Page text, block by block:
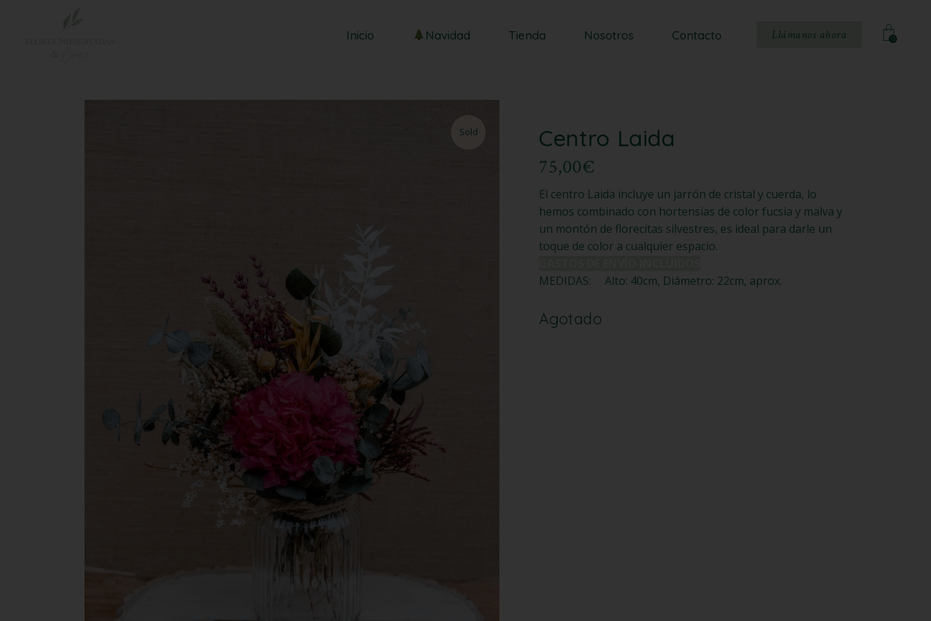
Inicio Navidad Tienda Nosotros Contacto Llámanos ahora 0
Centros
Sold Centro Laida
75,00€
El centro Laida incluye un jarrón de cristal y cuerda, lo
hemos combinado con hortensias de color fucsia y malva y
un montón de florecitas silvestres, es ideal para darle un
toque de color a cualquier espacio.
MEDIDAS: Alto: 40cm, Diámetro: 22cm, aprox.
Agotado